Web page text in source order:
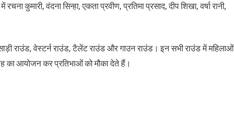
कुमारी, वंदना सिन्हा, एकता प्रवीण, प्रतिमा प्रसाद, दीप शिखा, वर्षा रानी,
साड़ी राउंड, वेस्टर्न राउंड, टैलेंट राउंड और गाउन राउंड। इन सभी राउंड में
का आयोजन कर प्रतिभाओं को मौका देते हैं।